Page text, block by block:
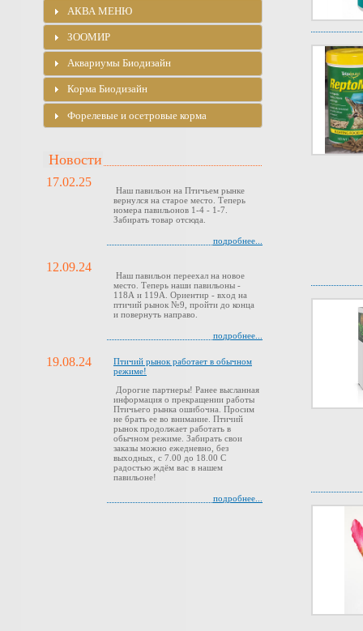
АКВА МЕНЮ
ЗООМИР
Аквариумы Биодизайн
Корма Биодизайн
Форелевые и осетровые корма
Новости
17.02.25
Наш павильон на Птичьем рынке
вернулся на старое место. Теперь
номера павильонов 1-4 - 1-7.
Забирать товар отсюда.
подробнее...
12.09.24
Наш павильон переехал на новое
место. Теперь наши павильоны -
118А и 119А. Ориентир - вход на
птичий рынок №9, пройти до конца
и повернуть направо.
подробнее...
19.08.24
Птичий рынок работает в обычном
режиме!
Дорогие партнеры! Ранее высланная
информация о прекращении работы
Птичьего рынка ошибочна. Просим
не брать ее во внимание. Птичий
рынок продолжает работать в
обычном режиме. Забирать свои
заказы можно ежедневно, без
выходных, с 7.00 до 18.00 С
радостью ждём вас в нашем
павильоне!
подробнее...